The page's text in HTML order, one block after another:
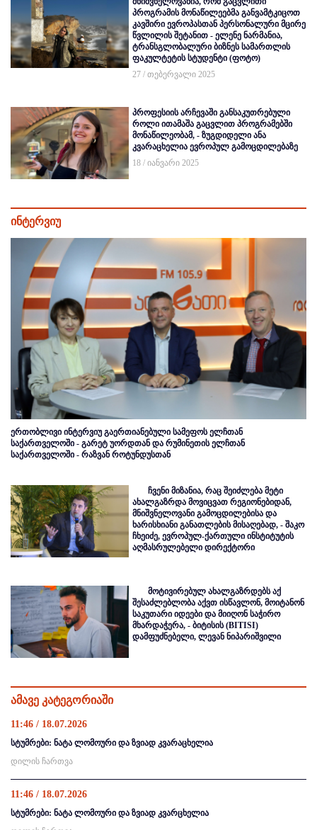
პროგრამის მონაწილეებმა განვამტკიცოთ
კავშირი ევროპასთან პერსონალური მცირე
წვლილის შეტანით - ელენე ნარმანია,
ტრანსგლობალური ბიზნეს სამართლის
ფაკულტეტის სტუდენტი (ფოტო)
27 / თებერვალი 2025
პროფესიის არჩევაში განსაკუთრებული
როლი ითამაშა გაცვლით პროგრამებში
მონაწილეობამ, - ზუგდიდელი ანა
კვარაცხელია ევროპულ გამოცდილებაზე
18 / იანვარი 2025
ინტერვიუ
ერთობლივი ინტერვიუ გაერთიანებული სამეფოს ელჩთან
საქართველოში - გარეტ უორდთან და რუმინეთის ელჩთან
საქართველოში - რაზვან როტუნდუსთან
ჩვენი მიზანია, რაც შეიძლება მეტი
ახალგაზრდა მოვიცვათ რეგიონებიდან,
მნიშვნელოვანი გამოცდილებისა და
ხარისხიანი განათლების მისაღებად, - შაკო
ჩხეიძე, ევროპულ-ქართული ინსტიტუტის
აღმასრულებელი დირექტორი
მოტივირებულ ახალგაზრდებს აქ
შესაძლებლობა აქვთ ისწავლონ, მოიტანონ
საკუთარი იდეები და მიიღონ საჭირო
მხარდაჭერა, - ბიტისის (BITISI)
დამფუძნებელი, ლევან ნიპარიშვილი
ამავე კატეგორიაში
11:46 / 18.07.2026
სტუმრები: ნატა ლომოური და ზვიად კვარაცხელია
დილის ჩართვა
11:46 / 18.07.2026
სტუმრები: ნატა ლომოური და ზვიად კვარცხელია